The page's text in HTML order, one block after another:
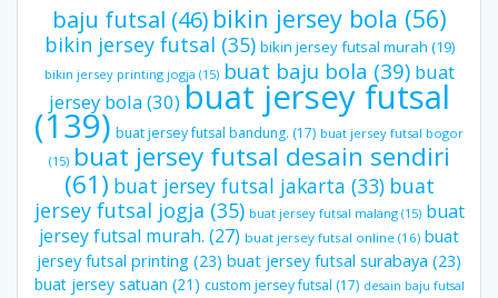
baju futsal (46) bikin jersey bola (56)
bikin jersey futsal (35) bikin jersey futsal murah (19)
bikin jersey printing jogja (15) buat baju bola (39) buat
jersey bola(30)buat jersey futsal
(139) buat jersey futsal bandung. (17) buat jersey futsal bogor
(15) buat jersey futsal desain sendiri
(61) buat jersey futsal jakarta (33) buat
jersey futsal jogja (35) buat jersey futsal malang(15) buat
jersey futsal murah. (27) buat jersey futsal online(16) buat
jersey futsal printing (23) buat jersey futsal surabaya (23)
buat jersey satuan (21) custom jersey futsal (17) desain baju futsal